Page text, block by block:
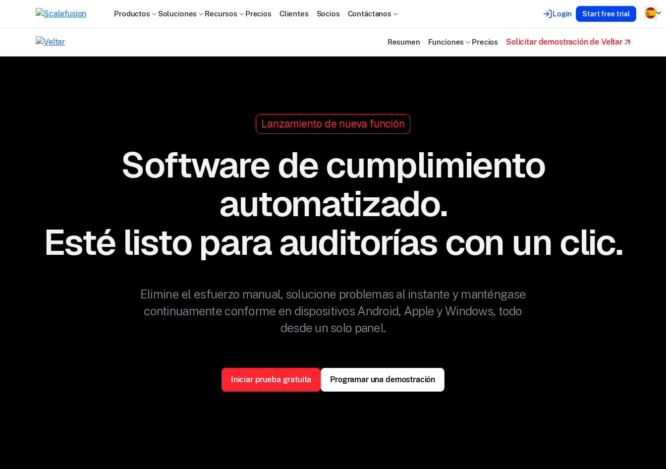
Productos Soluciones Recursos Precios Clientes Socios Contáctanos Login Start free trial
Resumen Funciones Precios Solicitar demostración de Veltar
Lanzamiento de nueva función
Software de cumplimiento
automatizado.
Esté listo para auditorías con un clic.
Elimine el esfuerzo manual, solucione problemas al instante y manténgase
continuamente conforme en dispositivos Android, Apple y Windows, todo
desde un solo panel.
Iniciar prueba gratuita Programar una demostración